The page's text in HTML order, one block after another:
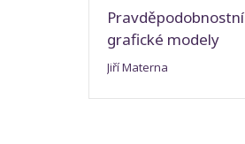
Pravděpodobnostní
grafické modely
Jiří Materna